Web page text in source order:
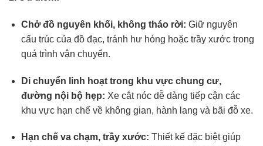
Chở đồ nguyên khối, không tháo rời: Giữ nguyên
cấu trúc của đồ đạc, tránh hư hỏng hoặc trầy xước trong
quá trình vận chuyển.
Di chuyển linh hoạt trong khu vực chung cư,
đường nội bộ hẹp: Xe cắt nóc dễ dàng tiếp cận các
khu vực hạn chế về không gian, hành lang và bãi đỗ xe.
Hạn chế va chạm, trầy xước: Thiết kế đặc biệt giúp